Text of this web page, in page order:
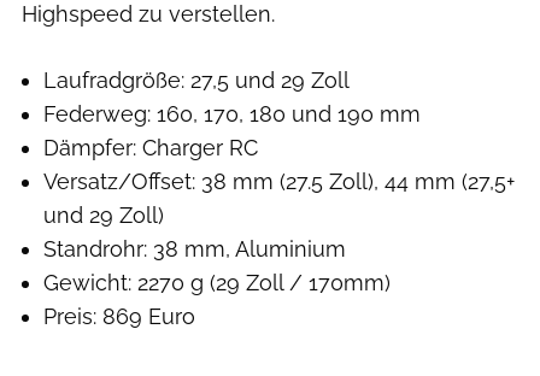
Highspeed zu verstellen.
Laufradgröße: 27,5 und 29 Zoll
Federweg: 160, 170, 180 und 190 mm
Dämpfer: Charger RC
Versatz/Offset: 38 mm (27.5 Zoll), 44 mm (27,5+
und 29 Zoll)
Standrohr: 38 mm, Aluminium
Gewicht: 2270 g (29 Zoll / 170mm)
Preis: 869 Euro